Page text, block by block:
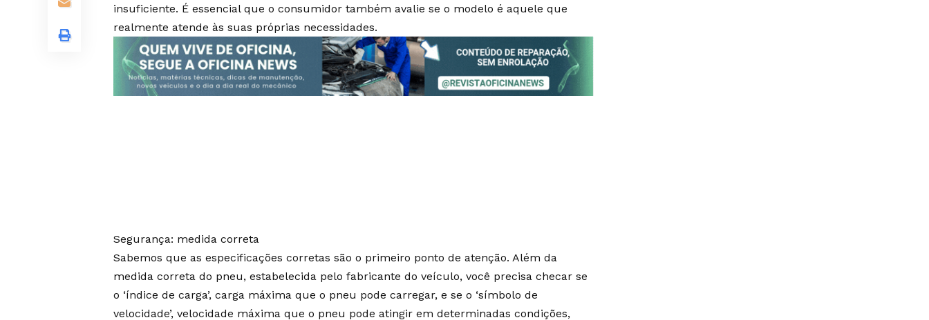
insuficiente. É essencial que o consumidor também avalie se o modelo é aquele que
realmente atende às suas próprias necessidades.
Segurança: medida correta
Sabemos que as especificações corretas são o primeiro ponto de atenção. Além da
medida correta do pneu, estabelecida pelo fabricante do veículo, você precisa checar se
o ‘índice de carga’, carga máxima que o pneu pode carregar, e se o ‘símbolo de
velocidade’, velocidade máxima que o pneu pode atingir em determinadas condições,